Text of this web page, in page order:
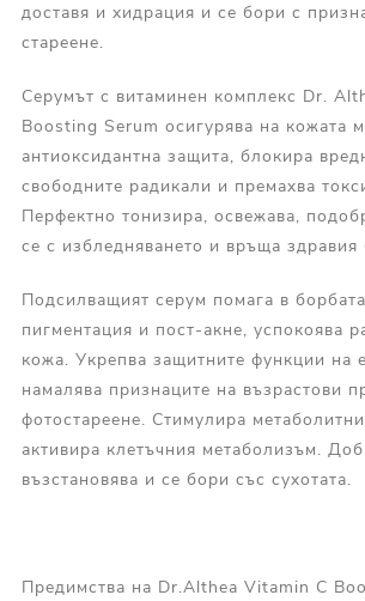
доставя и хидрация и се бори с
стареене.
Серумът с витаминен комплекс Dr.
Boosting Serum осигурява на кожата
антиоксидантна защита, блокира
свободните радикали и премахва
Перфектно тонизира, освежава,
се с избледняването и връща здравия
Подсилващият серум помага в
пигментация и пост-акне, успокоява
кожа. Укрепва защитните функции на
намалява признаците на възрастови
фотостареене. Стимулира
активира клетъчния метаболизъм.
възстановява и се бори със сухотата.
Предимства на Dr.Althea Vitamin C